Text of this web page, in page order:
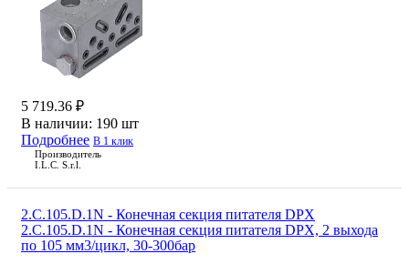
5 719.36 ₽
В наличии: 190 шт
Подробнее В 1 клик
Производитель
I.L.C. S.r.l.
2.C.105.D.1N - Конечная секция питателя DPX
2.C.105.D.1N - Конечная секция питателя DPX, 2 выхода
по 105 мм3/цикл, 30-300бар